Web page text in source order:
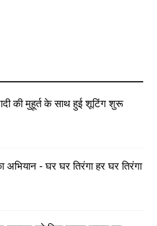
की मुहूर्त के साथ हुई शूटिंग शुरू
अभियान - घर घर तिरंगा हर घर तिरंगा